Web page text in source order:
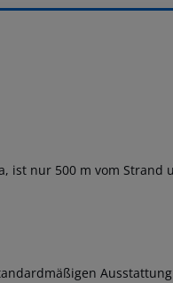
ist nur 500 m vom Strand